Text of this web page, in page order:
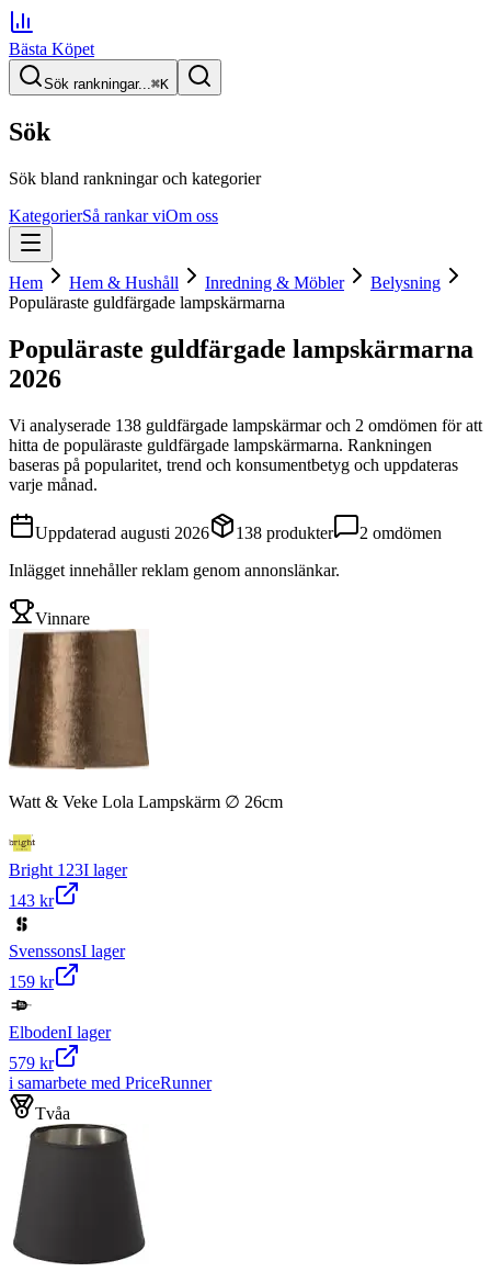
Bästa Köpet
Sök rankningar...⌘K
Sök
Sök bland rankningar och kategorier
KategorierSå rankar viOm oss
Hem Hem & Hushåll Inredning & Möbler
Belysning
Populäraste guldfärgade lampskärmarna
Populäraste guldfärgade lampskärmarna
2026
Vi analyserade 138 guldfärgade lampskärmaroch 2 omdömen för att
hitta de populäraste guldfärgade lampskärmarna. Rankningen
baseras på popularitet, trend och konsumentbetyg och uppdateras
varje månad.
Uppdaterad augusti 2026 138 produkter 2 omdömen
Inlägget innehåller reklam genom annonslänkar.
Vinnare
Watt & Veke Lola Lampskärm ∅ 26cm
Bright 123I lager
143 kr
SvenssonsI lager
159 kr
ElbodenI lager
579 kr
i samarbete med PriceRunner
Tvåa